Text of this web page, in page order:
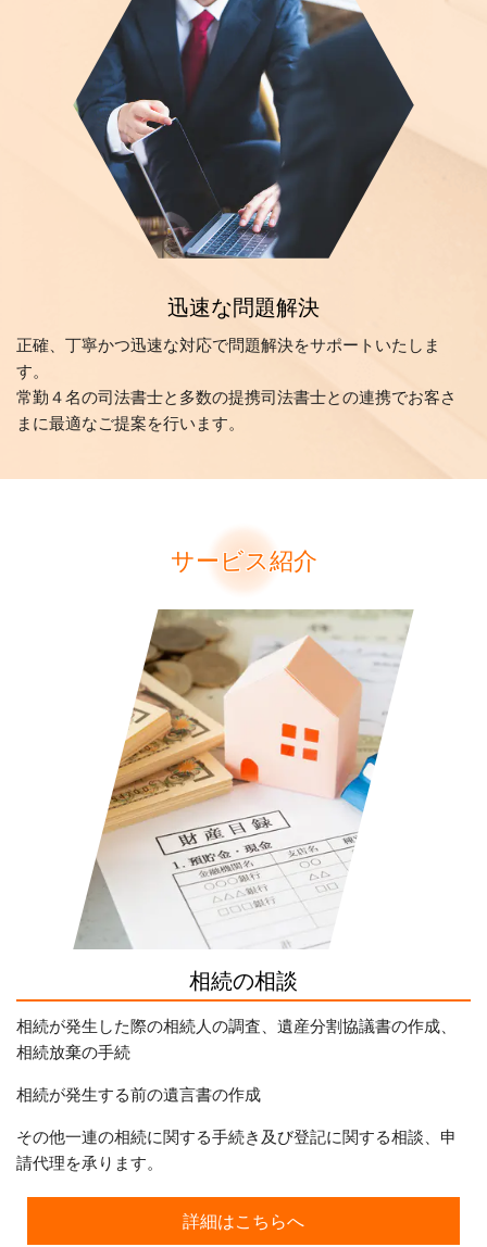
迅速な問題解決
正確、丁寧かつ迅速な対応で問題解決をサポートいたしま
す。
常勤４名の司法書士と多数の提携司法書士との連携でお客さ
まに最適なご提案を行います。
サービス紹介
相続の相談
相続が発生した際の相続人の調査、遺産分割協議書の作成、
相続放棄の手続
相続が発生する前の遺言書の作成
その他一連の相続に関する手続き及び登記に関する相談、申
請代理を承ります。
詳細はこちらへ